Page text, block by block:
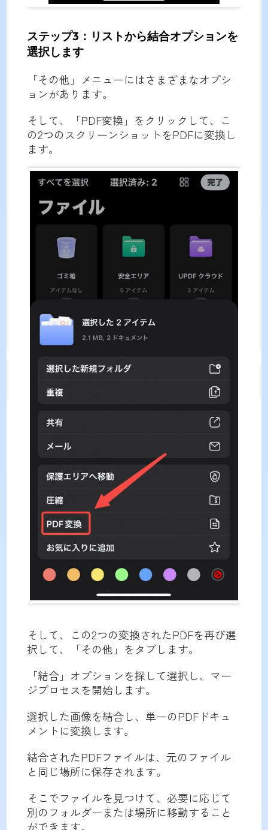
ステップ3：リストから結合オプションを
選択します
「その他」メニューにはさまざまなオプシ
ョンがあります。
そして、「PDF変換」をクリックして、こ
の2つのスクリーンショットをPDFに変換し
ます。
そして、この2つの変換されたPDFを再び選
択して、「その他」をタブします。
「結合」オプションを探して選択し、マー
ジプロセスを開始します。
選択した画像を結合し、単一のPDFドキュ
メントに変換します。
結合されたPDFファイルは、元のファイル
と同じ場所に保存されます。
そこでファイルを見つけて、必要に応じて
別のフォルダーまたは場所に移動すること
ができます。